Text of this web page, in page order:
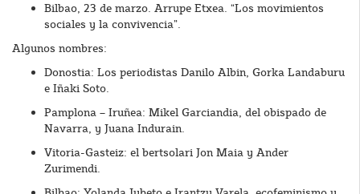
Bilbao, 23 de marzo. Arrupe Etxea. “Los movimientos
sociales y la convivencia”.
Algunos nombres:
Donostia: Los periodistas Danilo Albin, Gorka Landaburu
e Iñaki Soto.
Pamplona – Iruñea: Mikel Garciandia, del obispado de
Navarra, y Juana Indurain.
Vitoria-Gasteiz: el bertsolari Jon Maia y Ander
Zurimendi.